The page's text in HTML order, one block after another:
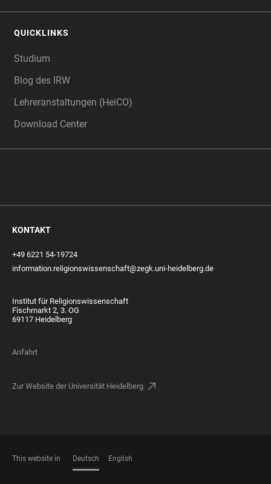
QUICKLINKS
Studium
Blog des IRW
Lehreranstaltungen (HeiCO)
Download Center
KONTAKT
+49 6221 54-19724
information.religionswissenschaft@zegk.uni-heidelberg.de
Institut für Religionswissenschaft
Fischmarkt 2, 3. OG
69117 Heidelberg
Anfahrt
Zur Website der Universität Heidelberg
This website in Deutsch English